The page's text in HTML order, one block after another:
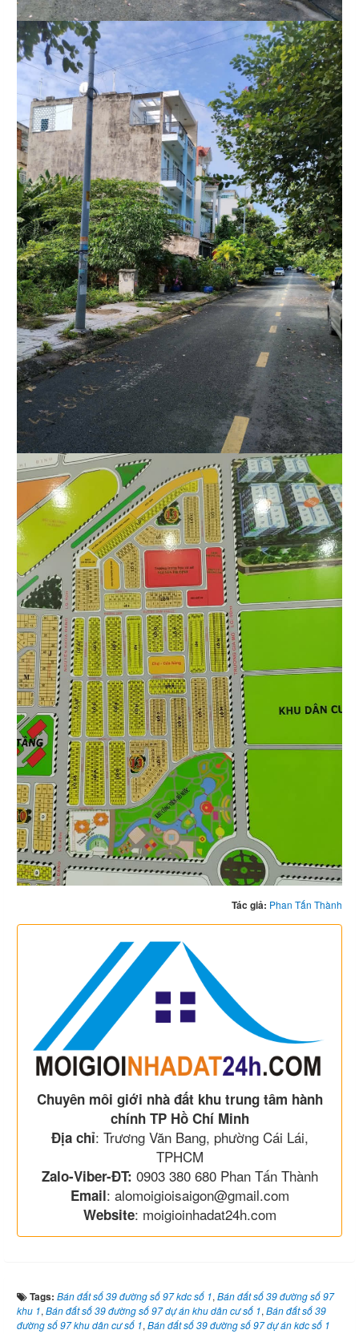
Tác giả: Phan Tấn Thành
Chuyên môi giới nhà đất khu trung tâm hành
chính TP Hồ Chí Minh
Địa chỉ: Trương Văn Bang, phường Cái Lái,
TPHCM
Zalo-Viber-ĐT: 0903 380 680 Phan Tấn Thành
Email: alomoigioisaigon@gmail.com
Website: moigioinhadat24h.com
Tags: Bán đất số 39 đường số 97 kdc số 1, Bán đất số 39 đường số 97
khu 1, Bán đất số 39 đường số 97 dự án khu dân cư số 1, Bán đất số 39
đường số 97 khu dân cư số 1, Bán đất số 39 đường số 97 dự án kdc số 1